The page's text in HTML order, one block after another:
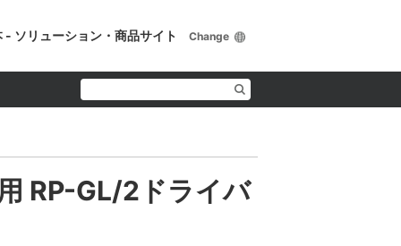
- ソリューション・商品サイト Change
RP-GL/2ドライバ